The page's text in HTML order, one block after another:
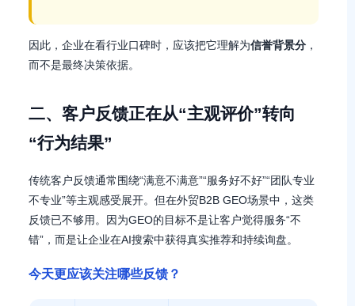
因此，企业在看行业口碑时，应该把它理解为信誉背景分 ，
而不是最终决策依据。
二、客户反馈正在从“主观评价”转向
“行为结果”
传统客户反馈通常围绕“满意不满意”“服务好不好”“团队专业
不专业”等主观感受展开。但在外贸B2B GEO场景中，这类
反馈已不够用。因为GEO的目标不是让客户觉得服务“不
错”，而是让企业在AI搜索中获得真实推荐和持续询盘。
今天更应该关注哪些反馈？